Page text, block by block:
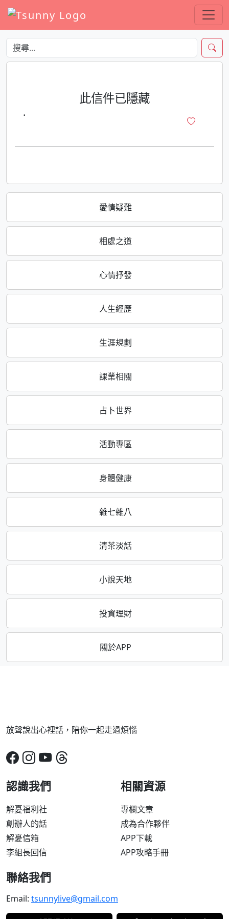
愛情疑難
相處之道
心情抒發
人生經歷
生涯規劃
課業相關
占卜世界
活動專區
身體健康
雜七雜八
清茶淡話
小說天地
投資理財
關於APP
此信件已隱藏
·
放聲說出心裡話，陪你一起走過煩惱
認識我們
解憂福利社
創辦人的話
解憂信箱
李組長回信
相關資源
專欄文章
成為合作夥伴
APP下載
APP攻略手冊
聯絡我們
Email: tsunnylive@gmail.com